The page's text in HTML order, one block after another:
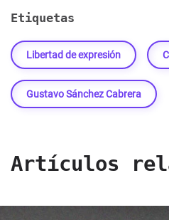
Etiquetas
Libertad de expresión
Gustavo Sánchez Cabrera
Artículos